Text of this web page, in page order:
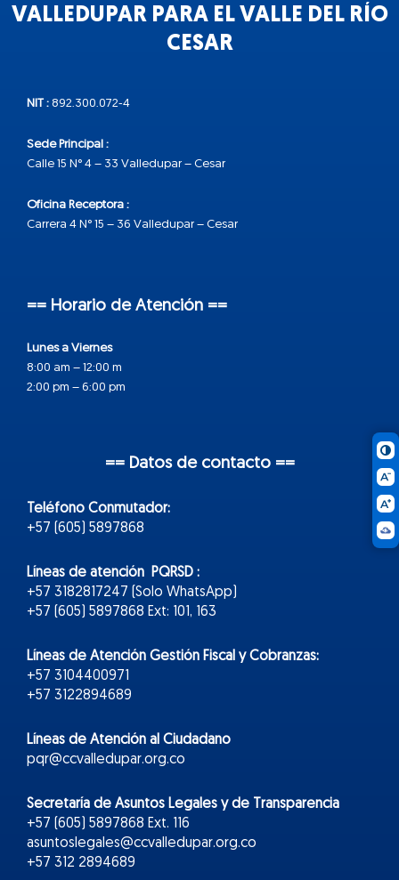
VALLEDUPAR PARA EL VALLE DEL RÍO
CESAR
NIT : 892.300.072-4
Sede Principal :
Calle 15 N° 4 – 33 Valledupar – Cesar
Oficina Receptora :
Carrera 4 N° 15 – 36 Valledupar – Cesar
== Horario de Atención ==
Lunes a Viernes
8:00 am – 12:00 m
2:00 pm – 6:00 pm
== Datos de contacto ==
Teléfono Conmutador:
+57 (605) 5897868
Líneas de atención PQRSD :
+57 3182817247 (Solo WhatsApp)
+57 (605) 5897868 Ext: 101, 163
Líneas de Atención Gestión Fiscal y Cobranzas:
+57 3104400971
+57 3122894689
Líneas de Atención al Ciudadano
pqr@ccvalledupar.org.co
Secretaría de Asuntos Legales y de Transparencia
+57 (605) 5897868 Ext. 116
asuntoslegales@ccvalledupar.org.co
+57 312 2894689